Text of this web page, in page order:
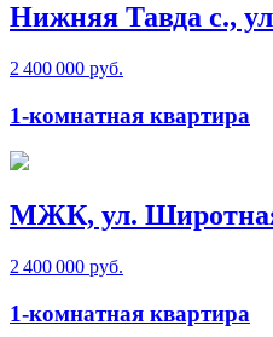
Нижняя Тавда с.,
2 400 000 руб.
1-комнатная квартира
МЖК, ул.
2 400 000 руб.
1-комнатная квартира